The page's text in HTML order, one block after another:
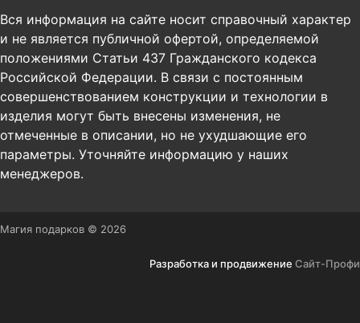
Вся информация на сайте носит справочный характер
и не является публичной офертой, определяемой
положениями Статьи 437 Гражданского кодекса
Российской Федерации. В связи с постоянным
совершенствованием конструкции и технологии в
изделия могут быть внесены изменения, не
отмеченные в описании, но не ухудшающие его
параметры. Уточняйте информацию у наших
менеджеров.
Магия подарков © 2026
Разработка и продвижение Сайт-Профи